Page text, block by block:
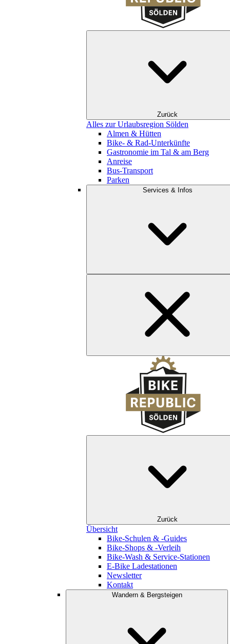
Zurück
Alles zur Urlaubsregion Sölden
Almen & Hütten
Bike- & Rad-Unterkünfte
Gastronomie im Tal & am Berg
Anreise
Bus-Transport
Parken
Services & Infos
Zurück
Übersicht
Bike-Schulen & -Guides
Bike-Shops & -Verleih
Bike-Wash & Service-Stationen
E-Bike Ladestationen
Newsletter
Kontakt
Wandern & Bergsteigen